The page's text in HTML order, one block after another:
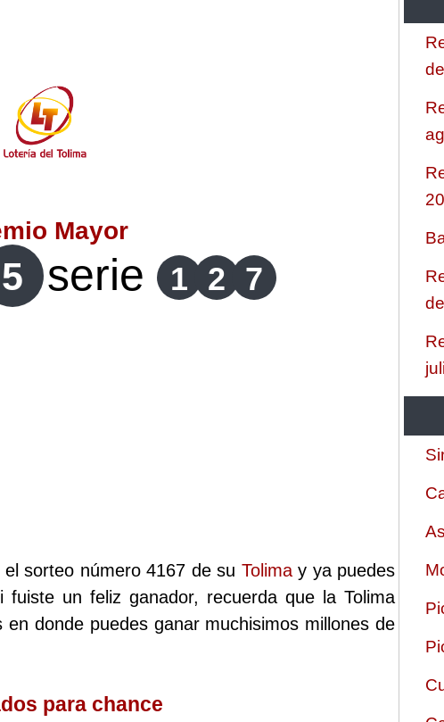
Mayor
5 serie 1 2 7
sorteo número 4167 de su Tolimay ya puedes
un feliz ganador, recuerda que la Tolima
donde puedes ganar muchisimos millones de
para chance